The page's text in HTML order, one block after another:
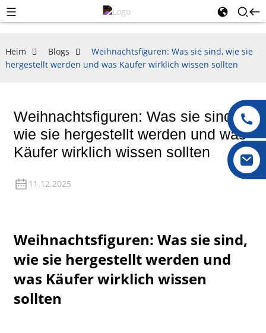
Heim Blogs
Weihnachtsfiguren: Was sie sind, wie sie
hergestellt werden und was Käufer wirklich wissen sollten
Weihnachtsfiguren: Was sie sind,
wie sie hergestellt werden und was
Käufer wirklich wissen sollten
11.12.2025
Weihnachtsfiguren: Was sie sind,
wie sie hergestellt werden und
was Käufer wirklich wissen
sollten